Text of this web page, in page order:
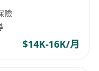
險
$14K-16K/月